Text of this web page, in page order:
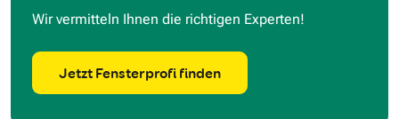
Wir vermitteln Ihnen die richtigen Experten!
Jetzt Fensterprofi finden